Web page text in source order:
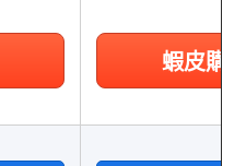
蝦皮購